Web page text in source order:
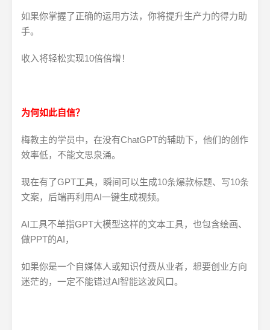
如果你掌握了正确的运用方法，你将提升生产力的得力助
手。
收入将轻松实现10倍倍增！
为何如此自信？
梅教主的学员中，在没有ChatGPT的辅助下，他们的创作
效率低，不能文思泉涌。
现在有了GPT工具，瞬间可以生成10条爆款标题、写10条
文案，后端再利用AI一键生成视频。
AI工具不单指GPT大模型这样的文本工具，也包含绘画、
做PPT的AI，
如果你是一个自媒体人或知识付费从业者，想要创业方向
迷茫的，一定不能错过AI智能这波风口。